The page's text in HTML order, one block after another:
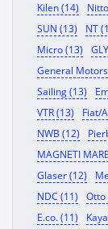
Kilen (14)
SUN (13)
NT
Micro (13)
General
Sailing (13)
VTR (13)
Fiat/
NWB (12)
MAGNETI
Glaser (12)
NDC (11)
Otto
E.co. (11)